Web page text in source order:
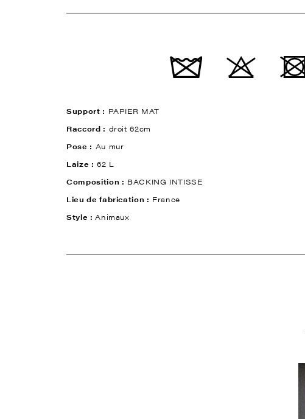
Support : PAPIER MAT
Raccord : droit 62cm
Pose : Au mur
Laize : 62 L
Composition : BACKING INTISSE
Lieu de fabrication : France
Style :Animaux